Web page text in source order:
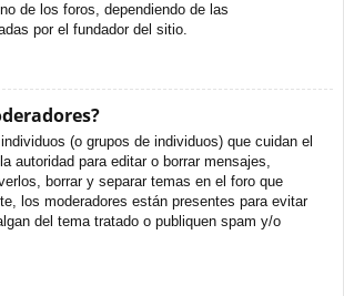
de los foros, dependiendo de las
por el fundador del sitio.
(o grupos de individuos) que cuidan el
autoridad para editar o borrar mensajes,
borrar y separar temas en el foro que
los moderadores están presentes para evitar
del tema tratado o publiquen spam y/o